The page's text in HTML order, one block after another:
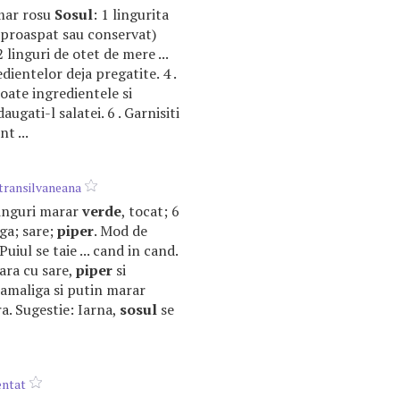
rosu Sosul: 1 lingurita
sau conservat)
linguri de otet de mere ...
deja pregatite. 4 .
ingredientele si
l salatei. 6 . Garnisiti
...
mararverde, tocat; 6
sare;piper. Mod de
se taie ... cand in cand.
cu sare, piper si
si putin marar
Sugestie: Iarna, sosul se